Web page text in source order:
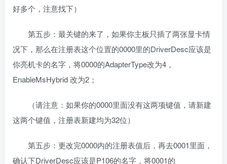
好多个，注意找下）
第五步：最关键的来了，如果你主板只插了两张显卡情
况下，那么在注册表这个位置的0000里的DriverDesc应该是
你亮机卡的名字，将0000的AdapterType改为4，
EnableMsHybrid 改为2；
（请注意：如果你的0000里面没有这两项键值，请新建
这两个键值，注册表新建均为32位）
第五步：更改完0000内的注册表值后，再去0001里面，
确认下DriverDesc应该是P106的名字，将0001的